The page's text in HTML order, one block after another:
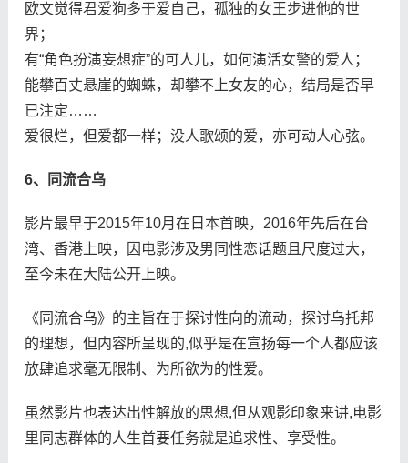
欧文觉得君爱狗多于爱自己，孤独的女王步进他的世
界；
有“角色扮演妄想症”的可人儿，如何演活女警的爱人；
能攀百丈悬崖的蜘蛛，却攀不上女友的心，结局是否早
已注定……
爱很烂，但爱都一样；没人歌颂的爱，亦可动人心弦。
6、同流合乌
影片最早于2015年10月在日本首映，2016年先后在台
湾、香港上映，因电影涉及男同性恋话题且尺度过大，
至今未在大陆公开上映。
《同流合乌》的主旨在于探讨性向的流动，探讨乌托邦
的理想，但内容所呈现的,似乎是在宣扬每一个人都应该
放肆追求毫无限制、为所欲为的性爱。
虽然影片也表达出性解放的思想,但从观影印象来讲,电影
里同志群体的人生首要任务就是追求性、享受性。